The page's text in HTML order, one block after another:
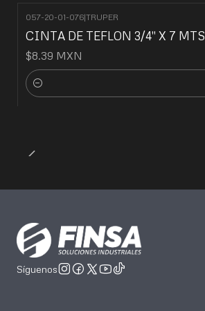
057-20-01-076|TRUPER
CINTA DE TEFLON 3/4" X 7 MTS
$8.39 MXN
Cantidad
Síguenos